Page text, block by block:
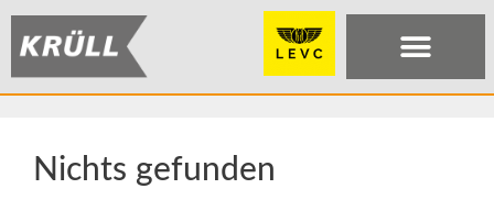
Nichts gefunden